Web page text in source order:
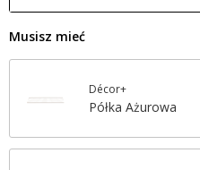
Musisz mieć
Décor+
Półka Ażurowa